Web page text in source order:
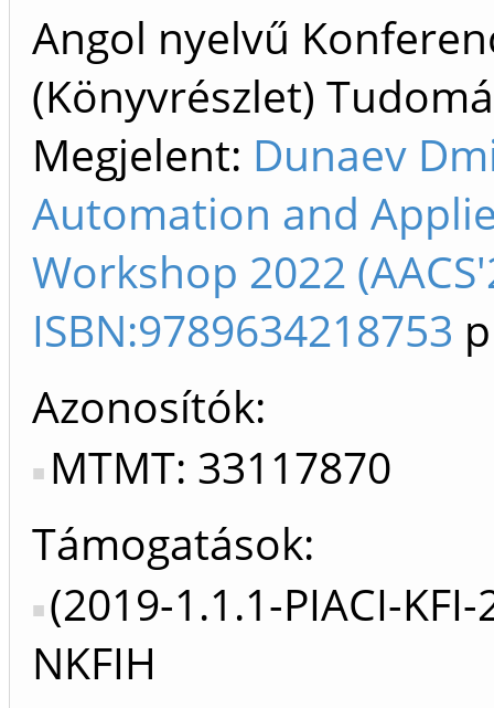
Angol nyelvű
(Könyvrészlet)
Megjelent: Dunaev
Automation and
Workshop 2022
ISBN:9789634218753
Azonosítók
MTMT: 33117870
Támogatások:
(2019-1.1.1-PIACI-
NKFIH